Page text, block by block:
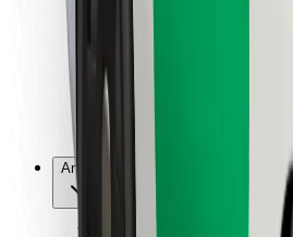
Bolt Food
For flåteeiere
For restauranter
Bolt for Business
Annet
Leverandører